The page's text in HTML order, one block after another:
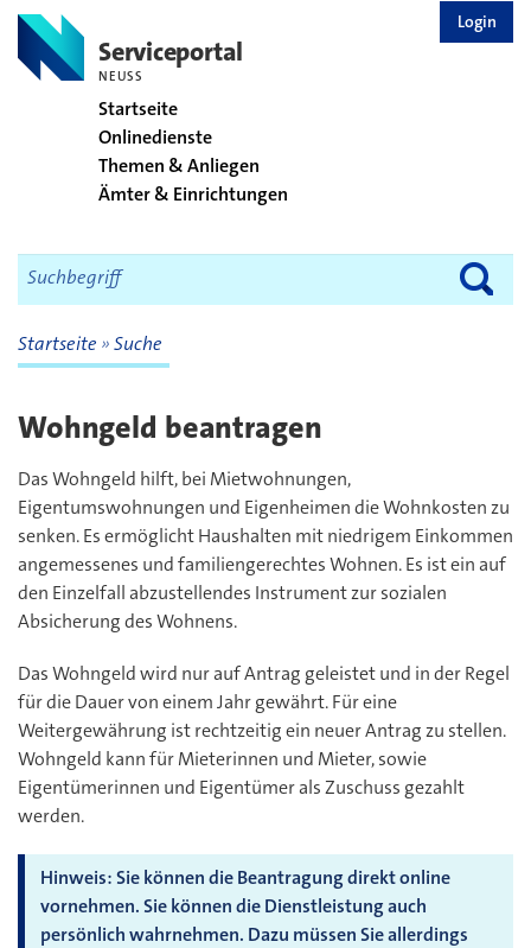
Serviceportal
NEUSS
Startseite
Onlinedienste
Themen & Anliegen
Ämter & Einrichtungen
Login
Startseite Suche
Wohngeld beantragen
Das Wohngeld hilft, bei Mietwohnungen,
Eigentumswohnungen und Eigenheimen die Wohnkosten zu
senken. Es ermöglicht Haushalten mit niedrigem Einkommen
angemessenes und familiengerechtes Wohnen. Es ist ein auf
den Einzelfall abzustellendes Instrument zur sozialen
Absicherung des Wohnens.
Das Wohngeld wird nur auf Antrag geleistet und in der Regel
für die Dauer von einem Jahr gewährt. Für eine
Weitergewährung ist rechtzeitig ein neuer Antrag zu stellen.
Wohngeld kann für Mieterinnen und Mieter, sowie
Eigentümerinnen und Eigentümer als Zuschuss gezahlt
werden.
Hinweis: Sie können die Beantragung direkt online
vornehmen. Sie können die Dienstleistung auch
persönlich wahrnehmen. Dazu müssen Sie allerdings